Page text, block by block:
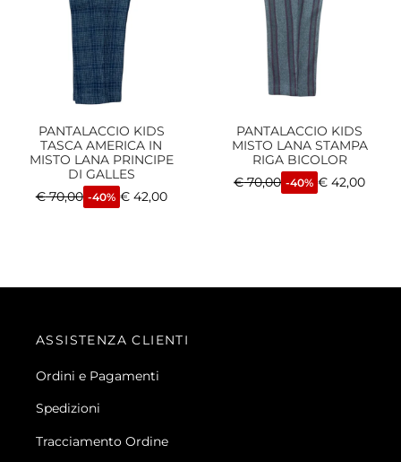
PANTALACCIO KIDS
TASCA AMERICA IN
MISTO LANA PRINCIPE
DI GALLES
€70,00 -40% €42,00
PANTALACCIO KIDS
MISTO LANA STAMPA
RIGA BICOLOR
€70,00 -40% € 42,00
ASSISTENZA CLIENTI
Ordini e Pagamenti
Spedizioni
Tracciamento Ordine